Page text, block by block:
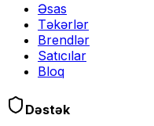
Əsas
Təkərlər
Brendlər
Satıcılar
Bloq
Dəstək